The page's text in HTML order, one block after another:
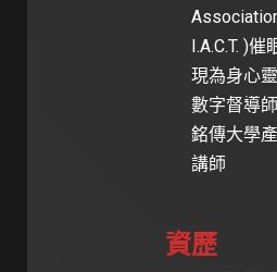
I.A.C.T. )催
現為身心
數字督導師
銘傳大學
講師
資歷